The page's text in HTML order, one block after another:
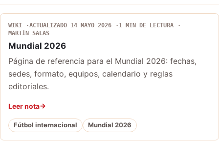
WIKI ACTUALIZADO 14 MAYO 2026
1 MIN DE LECTURA
MARTÍN SALAS
Mundial 2026
Página de referencia para el Mundial 2026: fechas,
sedes, formato, equipos, calendario y reglas
editoriales.
Leer nota
Fútbol internacional Mundial 2026